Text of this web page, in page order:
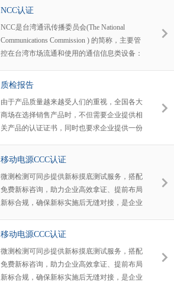
家认证机构，CQC与国外诸多知名认证机构间
CQC赢得了良好的国际形象。
NCC认证
NCC是台湾通讯传播委员会(The National
Communications Commission ) 的简称，主要管
控在台湾市场流通和使用的通信信息类设备：
如：蓝牙、WIFI类设备)； 2. TTE：
端设备(例如：手机、平板类设备) 。
质检报告
由于产品质量越来越受人们的重视，全国各大
商场在选择销售产品时，不但需要企业提供相
关产品的认证证书，同时也要求企业提供一份
告》，我公司同中国赛宝实验室、深圳电子产
院、信息产业部第四研究所、广州威凯检测技
术研究院、信息产业部通信计量中心等多家权
威检测机构具保持良好合作关系；可以为企业
在送检过程中节省很多时间和精力，使广大企
业的产品能快速的占领有利的地位。
移动电源CCC认证
微测检测可同步提供新标摸底测试服务，搭配
免费新标咨询，助力企业高效拿证、提前布局
新标合规，确保新标实施后无缝对接，是企业
移动电源CCC认证
微测检测可同步提供新标摸底测试服务，搭配
免费新标咨询，助力企业高效拿证、提前布局
新标合规，确保新标实施后无缝对接，是企业